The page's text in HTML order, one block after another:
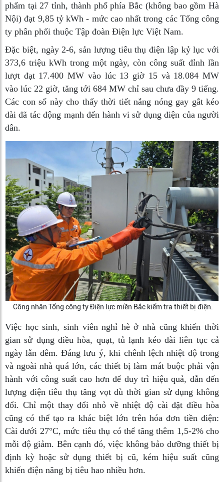
phẩm tại 27 tỉnh, thành phố phía Bắc (không bao gồm Hà
Nội) đạt 9,85 tỷ kWh - mức cao nhất trong các Tổng công
ty phân phối thuộc Tập đoàn Điện lực Việt Nam.
Đặc biệt, ngày 2-6, sản lượng tiêu thụ điện lập kỷ lục với
373,6 triệu kWh trong một ngày, còn công suất đỉnh lần
lượt đạt 17.400 MW vào lúc 13 giờ 15 và 18.084 MW
vào lúc 22 giờ, tăng tới 684 MW chỉ sau chưa đầy 9 tiếng.
Các con số này cho thấy thời tiết nắng nóng gay gắt kéo
dài đã tác động mạnh đến hành vi sử dụng điện của người
dân.
Công nhân Tổng công ty Điện lực miền Bắc kiểm tra thiết bị điện.
Việc học sinh, sinh viên nghỉ hè ở nhà cũng khiến thời
gian sử dụng điều hòa, quạt, tủ lạnh kéo dài liên tục cả
ngày lẫn đêm. Đáng lưu ý, khi chênh lệch nhiệt độ trong
và ngoài nhà quá lớn, các thiết bị làm mát buộc phải vận
hành với công suất cao hơn để duy trì hiệu quả, dẫn đến
lượng điện tiêu thụ tăng vọt dù thời gian sử dụng không
đổi. Chỉ một thay đổi nhỏ về nhiệt độ cài đặt điều hòa
cũng có thể tạo ra khác biệt lớn trên hóa đơn tiền điện:
Cài dưới 27°C, mức tiêu thụ có thể tăng thêm 1,5-2% cho
mỗi độ giảm. Bên cạnh đó, việc không bảo dưỡng thiết bị
định kỳ hoặc sử dụng thiết bị cũ, kém hiệu suất cũng
khiến điện năng bị tiêu hao nhiều hơn.